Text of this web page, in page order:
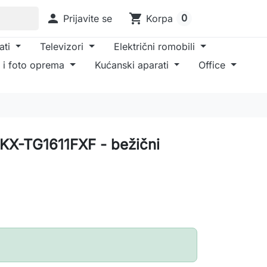
 Prijavite se shopping_cart Korpa 0
Televizori
Električni romobili
i foto oprema Kućanski aparati
Office
TG1611FXF - bežični